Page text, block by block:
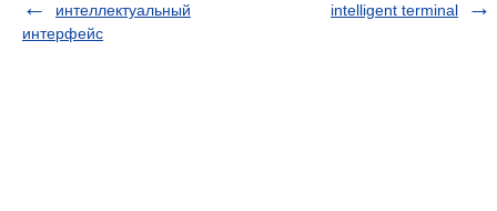
интеллектуальный
интерфейс
intelligent terminal